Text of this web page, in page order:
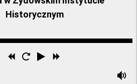
Historycznym
Odtwórz
Uruchom
Przewiń